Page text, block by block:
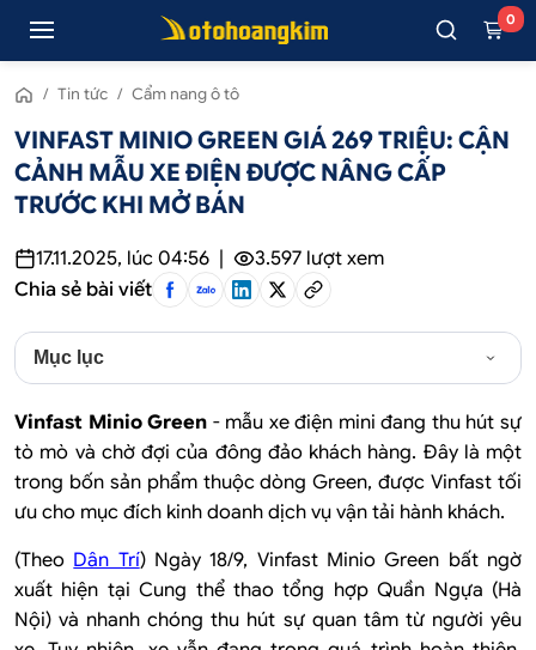
0
/ Tin tức / Cẩm nang ô tô
VINFAST MINIO GREEN GIÁ 269 TRIỆU: CẬN
CẢNH MẪU XE ĐIỆN ĐƯỢC NÂNG CẤP
TRƯỚC KHI MỞ BÁN
17.11.2025, lúc 04:56 3.597 lượt xem
Chia sẻ bài viết
Mục lục
Vinfast Minio Green - mẫu xe điện mini đang thu hút sự
tò mò và chờ đợi của đông đảo khách hàng. Đây là một
trong bốn sản phẩm thuộc dòng Green, được Vinfast tối
ưu cho mục đích kinh doanh dịch vụ vận tải hành khách.
(Theo Dân Trí) Ngày 18/9, Vinfast Minio Green bất ngờ
xuất hiện tại Cung thể thao tổng hợp Quần Ngựa (Hà
Nội) và nhanh chóng thu hút sự quan tâm từ người yêu